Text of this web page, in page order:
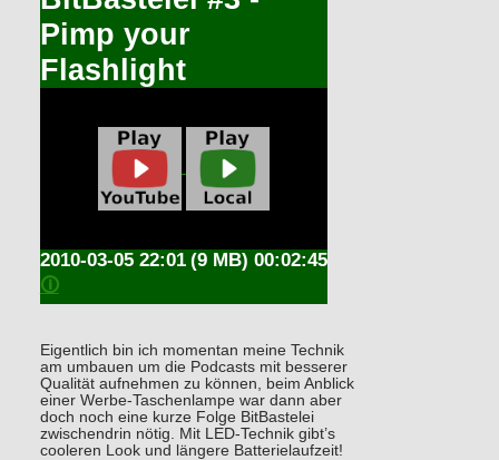
Pimp your
Flashlight
(9 MB) 00:02:45
2010-03-05 22:01
🛈
Eigentlich bin ich momentan meine Technik
am umbauen um die Podcasts mit besserer
Qualität aufnehmen zu können, beim Anblick
einer Werbe-Taschenlampe war dann aber
doch noch eine kurze Folge BitBastelei
zwischendrin nötig. Mit LED-Technik gibt’s
cooleren Look und längere Batterielaufzeit!